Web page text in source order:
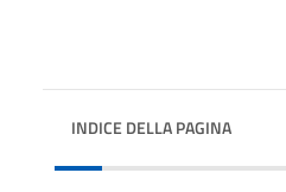
INDICE DELLA PAGINA